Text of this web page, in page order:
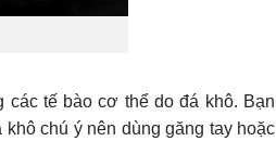
tế bào cơ thể do đá khô. Bạn
chú ý nên dùng găng tay hoặc